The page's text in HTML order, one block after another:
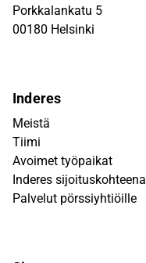
Porkkalankatu 5
00180 Helsinki
Inderes
Meistä
Tiimi
Avoimet työpaikat
Inderes sijoituskohteena
Palvelut pörssiyhtiöille